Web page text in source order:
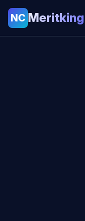
NC Meritking